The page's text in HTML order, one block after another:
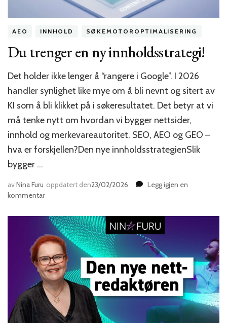
AEO INNHOLD SØKEMOTOROPTIMALISERING
Du trenger en ny innholdsstrategi!
Det holder ikke lenger å “rangere i Google”. I 2026
handler synlighet like mye om å bli nevnt og sitert av
KI som å bli klikket på i søkeresultatet. Det betyr at vi
må tenke nytt om hvordan vi bygger nettsider,
innhold og merkevareautoritet. SEO, AEO og GEO –
hva er forskjellen?Den nye innholdsstrategienSlik
bygger …
avNina Furu oppdatert den23/02/2026
Legg igjen en
kommentartil
trenger
ny
innholdsstrategi!